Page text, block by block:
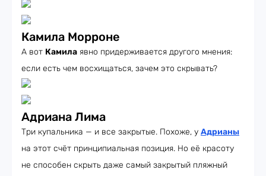
Камила Морроне
А вот Камила явно придерживается другого мнения:
если есть чем восхищаться, зачем это скрывать?
Адриана Лима
Три купальника — и все закрытые. Похоже, у Адрианы
на этот счёт принципиальная позиция. Но её красоту
не способен скрыть даже самый закрытый пляжный